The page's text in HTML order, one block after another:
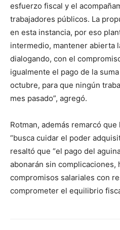
esfuerzo fiscal y el
trabajadores públicos. La
en esta instancia, por eso
intermedio, mantener abierta
dialogando, con el
igualmente el pago de la
octubre, para que ningún
mes pasado”, agregó.
Rotman, además remarcó
“busca cuidar el poder
resaltó que “el pago del
abonarán sin complicaciones,
compromisos salariales con
comprometer el equilibrio